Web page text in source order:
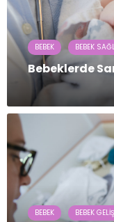
BEBEK BEBEK
Bebeklerde
BEBEK BEBEK